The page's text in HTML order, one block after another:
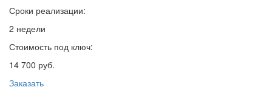
Сроки реализации:
2 недели
Стоимость под ключ:
14 700 руб.
Заказать